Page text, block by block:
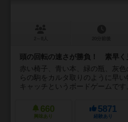
頭の回転の速さが勝負！ 素早く
赤い椅子、青い本、緑の瓶、灰
らの駒をカルタ取りのように早
キャッチというボードゲームで
660
興味あり
5871
経験あり